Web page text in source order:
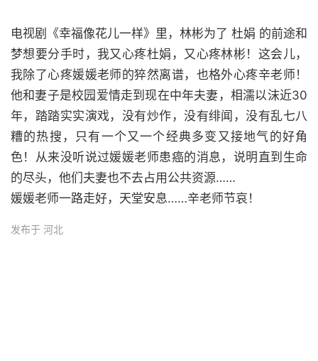
电视剧《幸福像花儿一样》里，林彬为了 杜娟 的前途和
梦想要分手时，我又心疼杜娟，又心疼林彬！这会儿，
我除了心疼媛媛老师的猝然离谱，也格外心疼辛老师！
他和妻子是校园爱情走到现在中年夫妻，相濡以沫近30
年，踏踏实实演戏，没有炒作，没有绯闻，没有乱七八
糟的热搜，只有一个又一个经典多变又接地气的好角
色！从来没听说过媛媛老师患癌的消息，说明直到生命
的尽头，他们夫妻也不去占用公共资源……
媛媛老师一路走好，天堂安息……辛老师节哀！
发布于 河北